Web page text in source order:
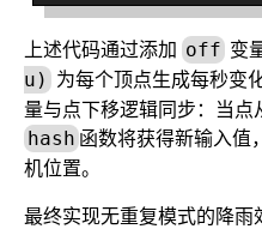
上述代码通过添加 off 变
u) 为每个顶点生成每秒变
量与点下移逻辑同步：当点
hash 函数将获得新输入值
机位置。
最终实现无重复模式的降雨